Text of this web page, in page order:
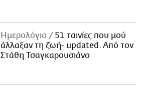
Ημερολόγιο
51 ταινίες που μού
άλλαξαν τη ζωή- updated. Aπό τον
Στάθη Τσαγκαρουσιάνο